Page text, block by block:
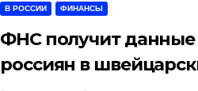
В РОССИИ ФИНАНСЫ
ФНС получит данные
россиян в